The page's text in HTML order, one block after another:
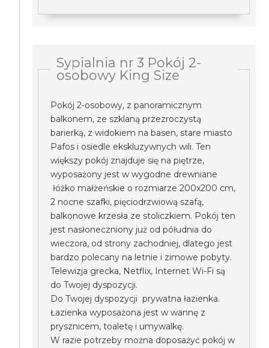
Sypialnia nr 3 Pokój 2-
osobowy King Size
Pokój 2-osobowy, z panoramicznym
balkonem, ze szklaną przezroczystą
barierką, z widokiem na basen, stare miasto
Pafos i osiedle ekskluzywnych wili. Ten
większy pokój znajduje się na piętrze,
wyposażony jest w wygodne drewniane
łóżko małżeńskie o rozmiarze 200x200 cm,
2 nocne szafki, pięciodrzwiową szafą,
balkonowe krzesła ze stoliczkiem. Pokój ten
jest nasłoneczniony już od półudnia do
wieczora, od strony zachodniej, dlatego jest
bardzo polecany na letnie i zimowe pobyty.
Telewizja grecka, Netflix, Internet Wi-Fi są
do Twojej dyspozycji.
Do Twojej dyspozycji prywatna łazienka.
Łazienka wyposażona jest w wannę z
prysznicem, toaletę i umywalkę.
W razie potrzeby można doposażyć pokój w